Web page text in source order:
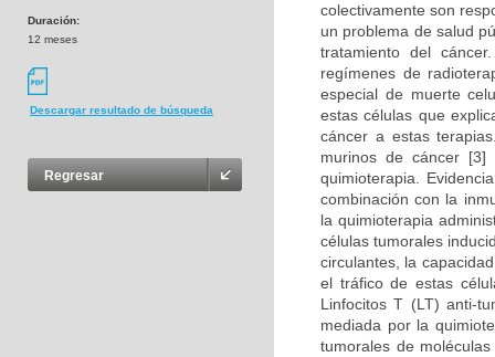
Duración:
12 meses
Descargar resultado de búsqueda
Regresar
colectivamente son
un problema de salud
tratamiento del
regímenes de
especial de muerte
estas células que
cáncer a estas
murinos de cáncer
quimioterapia.
combinación con la
la quimioterapia
células tumorales
circulantes, la
el tráfico de estas
Linfocitos T (LT) anti-
mediada por la
tumorales de